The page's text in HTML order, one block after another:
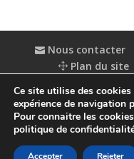
Nous contacter
Plan du site
Accessibilité :
Ce site utilise des
expérience de navigation
Pour connaitre les
politique de
Accepter Rejeter